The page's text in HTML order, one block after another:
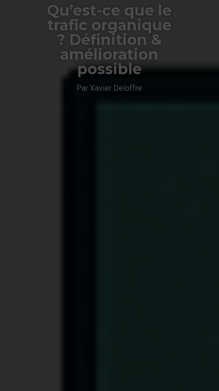
Qu’est-ce que le
trafic organique
? Définition &
amélioration
possible
Par Xavier Deloffre